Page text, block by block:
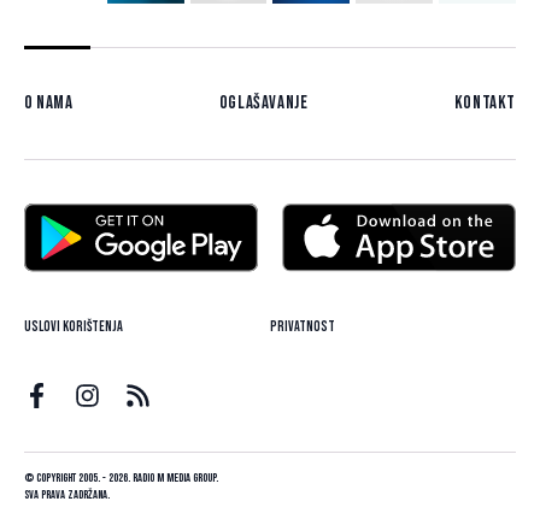
O nama Oglašavanje Kontakt
Uslovi korištenja Privatnost
© Copyright 2005. - 2026. Radio M Media Group.
Sva prava zadržana.